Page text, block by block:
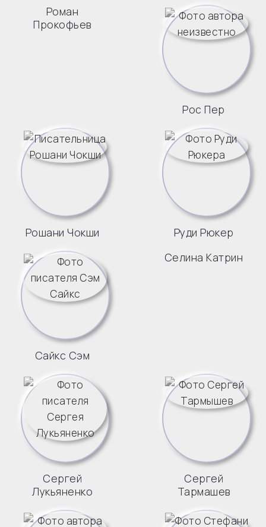
Роман
Прокофьев
Рос Пер
Рошани Чокши Руди Рюкер
Сайкс Сэм
Селина Катрин
Сергей
Лукьяненко
Сергей
Тармашев